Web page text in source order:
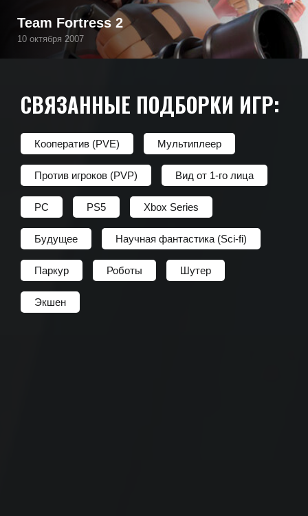
Team Fortress 2
10 октября 2007
СВЯЗАННЫЕ ПОДБОРКИ ИГР:
Кооператив (PVE) Мультиплеер
Против игроков (PVP) Вид от 1-го лица
PC PS5 Xbox Series
Будущее Научная фантастика (Sci-fi)
Паркур Роботы Шутер
Экшен